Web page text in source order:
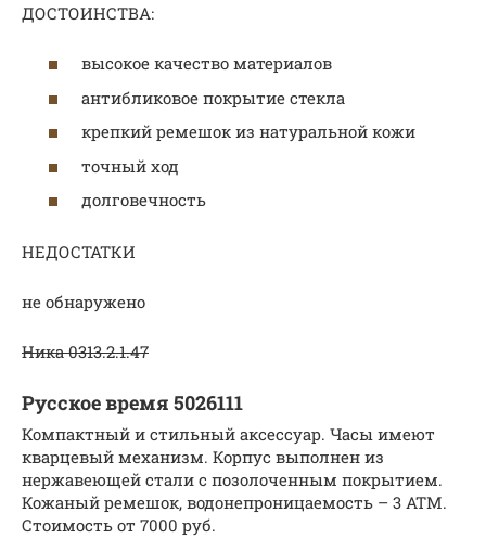
ДОСТОИНСТВА:
высокое качество материалов
антибликовое покрытие стекла
крепкий ремешок из натуральной кожи
точный ход
долговечность
НЕДОСТАТКИ
не обнаружено
Ника 0313.2.1.47
Русское время 5026111
Компактный и стильный аксессуар. Часы имеют
кварцевый механизм. Корпус выполнен из
нержавеющей стали с позолоченным покрытием.
Кожаный ремешок, водонепроницаемость – 3 АТМ.
Стоимость от 7000 руб.